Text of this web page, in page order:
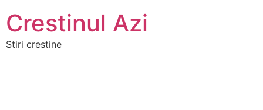
Crestinul Azi
Stiri crestine